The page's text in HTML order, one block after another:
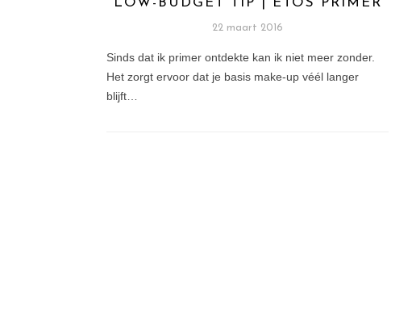
LOW-BUDGET TIP | ETOS PRIMER
22 maart 2016
Sinds dat ik primer ontdekte kan ik niet meer zonder.
Het zorgt ervoor dat je basis make-up véél langer
blijft…